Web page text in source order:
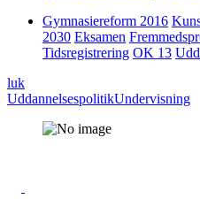
Gymnasiereform 2016
2030 Eksamen
Tidsregistrering OK 13
luk
UddannelsespolitikUndervisning